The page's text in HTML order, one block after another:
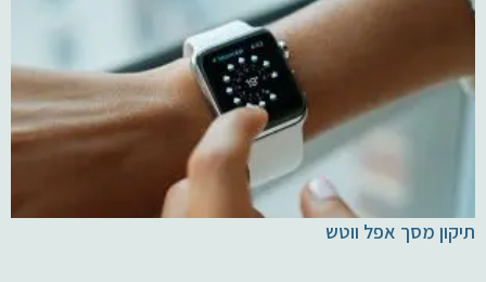
תיקון מסך אפל ווטש